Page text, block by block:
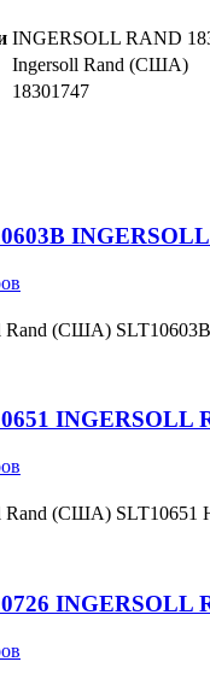
INGERSOLL RAND
Ingersoll Rand (США)
18301747
Rand (США)
INGERSOLL
Rand (США)
INGERSOLL